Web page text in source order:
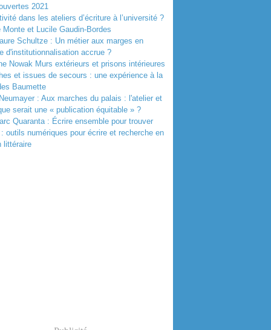
2021
dans les ateliers d’écriture à l’université ?
Monte et Lucile Gaudin-Bordes
Schultze : Un métier aux marges en
d'institutionnalisation accrue ?
Nowak Murs extérieurs et prisons intérieures
et issues de secours : une expérience à la
Baumette
: Aux marches du palais : l'atelier et
serait une « publication équitable » ?
Quaranta : Écrire ensemble pour trouver
: outils numériques pour écrire et recherche en
littéraire